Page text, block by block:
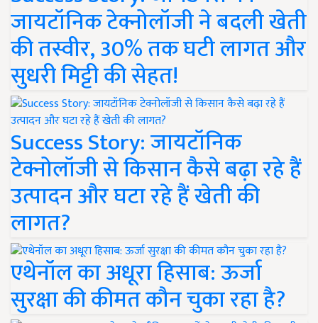
जायटॉनिक टेक्नोलॉजी ने बदली खेती
की तस्वीर, 30% तक घटी लागत और
सुधरी मिट्टी की सेहत!
Success Story: जायटॉनिक
टेक्नोलॉजी से किसान कैसे बढ़ा रहे हैं
उत्पादन और घटा रहे हैं खेती की
लागत?
एथेनॉल का अधूरा हिसाब: ऊर्जा
सुरक्षा की कीमत कौन चुका रहा है?